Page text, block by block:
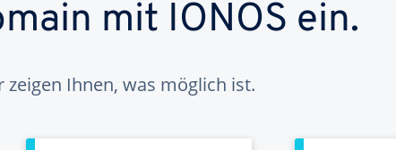
mit IONOS ein.
zeigen Ihnen, was möglich ist.